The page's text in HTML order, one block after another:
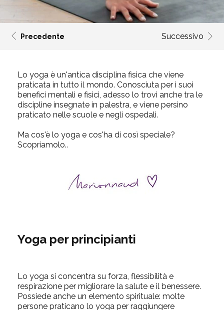
Precedente Successivo
Lo yoga è un'antica disciplina fisica che viene
praticata in tutto il mondo. Conosciuta per i suoi
benefici mentali e fisici, adesso lo trovi anche tra le
discipline insegnate in palestra, e viene persino
praticato nelle scuole e negli ospedali.
Ma cos'è lo yoga e cos'ha di così speciale?
Scopriamolo..
Yoga per principianti
Lo yoga si concentra su forza, flessibilità e
respirazione per migliorare la salute e il benessere.
Possiede anche un elemento spirituale: molte
persone praticano lo yoga per raggiungere